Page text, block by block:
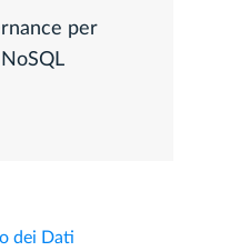
per
dei Dati